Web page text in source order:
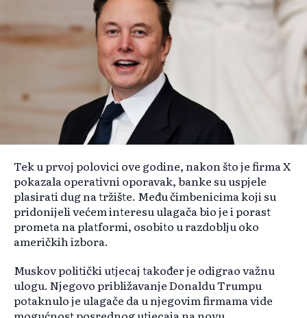
Tek u prvoj polovici ove godine, nakon što je firma X
pokazala operativni oporavak, banke su uspjele
plasirati dug na tržište. Među čimbenicima koji su
pridonijeli većem interesu ulagača bio je i porast
prometa na platformi, osobito u razdoblju oko
američkih izbora.
Muskov politički utjecaj također je odigrao važnu
ulogu. Njegovo približavanje Donaldu Trumpu
potaknulo je ulagače da u njegovim firmama vide